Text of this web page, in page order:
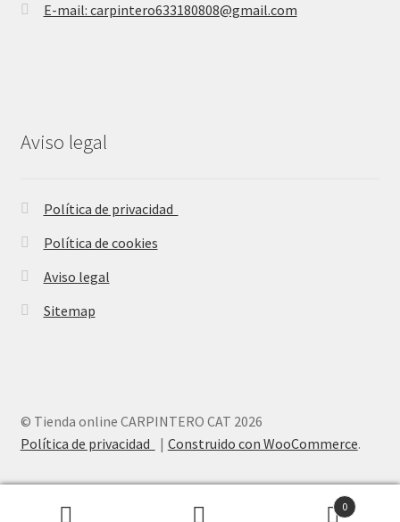
E-mail: carpintero633180808@gmail.com
Aviso legal
Política de privacidad
Política de cookies
Aviso legal
Sitemap
© Tienda online CARPINTERO CAT 2026
Política de privacidad
Construido con WooCommerce.
0